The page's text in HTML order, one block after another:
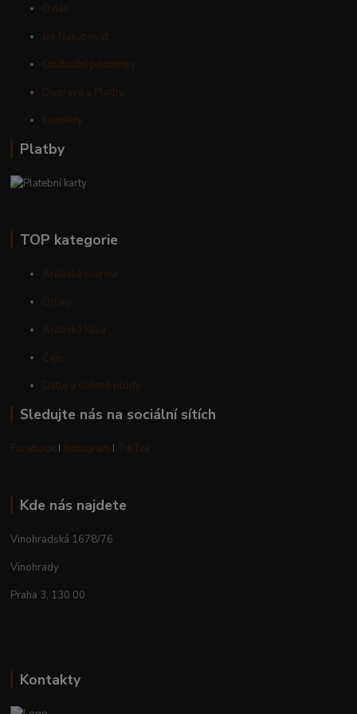
O nás
Jak Nakupovat
Obchodní podmínky
Doprava a Platby
Kontakty
Platby
TOP kategorie
Arabské cukroví
Oříšky
Arabská káva
Čaje
Datle a sušené plody
Sledujte nás na sociální sítích
Facebook I Instagram I TikTok
Kde nás najdete
Vinohradská 1678/76
Vinohrady
Praha 3, 130 00
Kontakty